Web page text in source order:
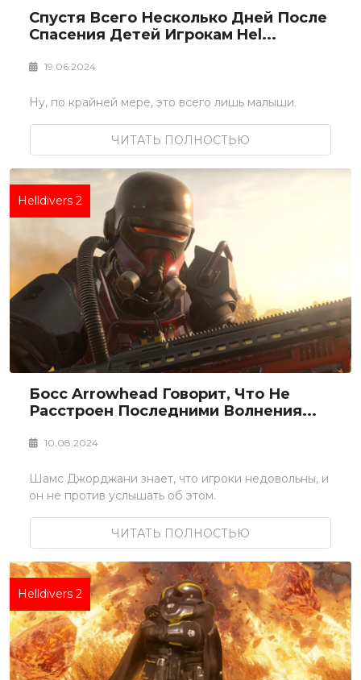
Спустя Всего Несколько Дней После
Спасения Детей Игрокам Hel...
19.06.2024
Ну, по крайней мере, это всего лишь малыши.
ЧИТАТЬ ПОЛНОСТЬЮ
Helldivers 2
Босс Arrowhead Говорит, Что Не
Расстроен Последними Волнения...
10.08.2024
Шамс Джорджани знает, что игроки недовольны, и
он не против услышать об этом.
ЧИТАТЬ ПОЛНОСТЬЮ
Helldivers 2